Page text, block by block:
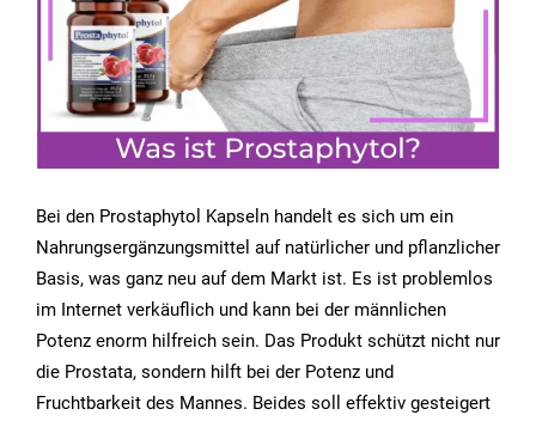
Bei den Prostaphytol Kapseln handelt es sich um ein
Nahrungsergänzungsmittel auf natürlicher und pflanzlicher
Basis, was ganz neu auf dem Markt ist. Es ist problemlos
im Internet verkäuflich und kann bei der männlichen
Potenz enorm hilfreich sein. Das Produkt schützt nicht nur
die Prostata, sondern hilft bei der Potenz und
Fruchtbarkeit des Mannes. Beides soll effektiv gesteigert